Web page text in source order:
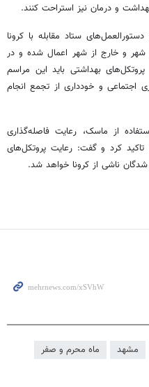
و درمان نیز استراحت کنند.
ستاد مقابله با کرونا
شهر و خارج از شهر اعمال شده و در
بهداشتی باید این مراسم
اجتماعی و خودداری از تجمع انجام
از ماسک، رعایت فاصله‌گذاری
کرد و گفت: رعایت پروتکل‌های
ناشی از کرونا خواهد شد.
مشهد
ماه محرم و صفر